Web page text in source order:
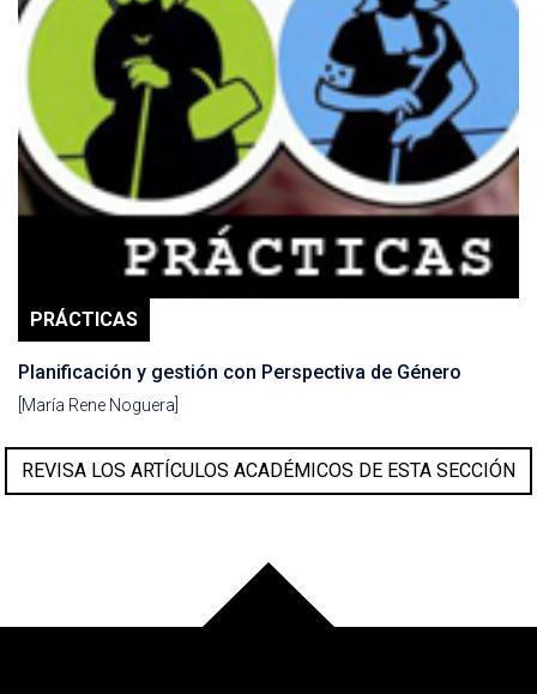
PRÁCTICAS
Planificación y gestión con Perspectiva de Género
[María Rene Noguera]
REVISA LOS ARTÍCULOS ACADÉMICOS DE ESTA SECCIÓN